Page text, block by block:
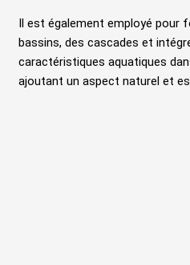
Il est également employé pour
bassins, des cascades et
caractéristiques aquatiques
ajoutant un aspect naturel et